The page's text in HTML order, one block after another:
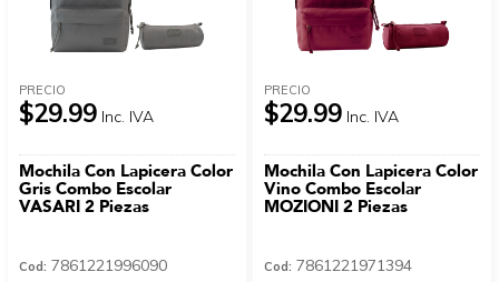
PRECIO
$29.99 Inc. IVA
Mochila Con Lapicera Color
Gris Combo Escolar
VASARI 2 Piezas
Cod: 7861221996090
PRECIO
$29.99 Inc. IVA
Mochila Con Lapicera Color
Vino Combo Escolar
MOZIONI 2 Piezas
Cod: 7861221971394